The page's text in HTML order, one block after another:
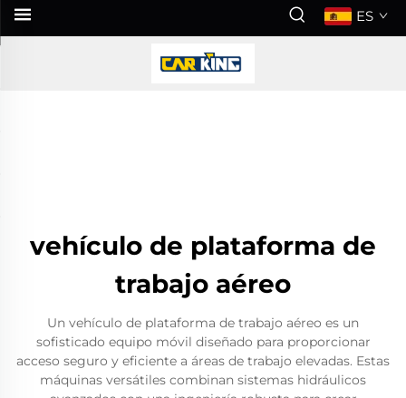
ES
vehículo de plataforma de
trabajo aéreo
Un vehículo de plataforma de trabajo aéreo es un
sofisticado equipo móvil diseñado para proporcionar
acceso seguro y eficiente a áreas de trabajo elevadas. Estas
máquinas versátiles combinan sistemas hidráulicos